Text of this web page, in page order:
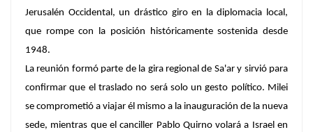
Jerusalén Occidental, un drástico giro en la diplomacia local,
que rompe con la posición históricamente sostenida desde
1948.
La reunión formó parte de la gira regional de Sa'ar y sirvió para
confirmar que el traslado no será solo un gesto político. Milei
se comprometió a viajar él mismo a la inauguración de la nueva
sede, mientras que el canciller Pablo Quirno volará a Israel en